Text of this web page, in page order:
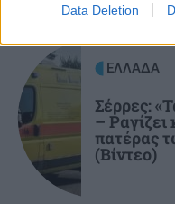
Data Deletion
ΕΛΛΑΔΑ
Σέρρες:
– Ραγίζει
πατέρας
(Βίντεο)